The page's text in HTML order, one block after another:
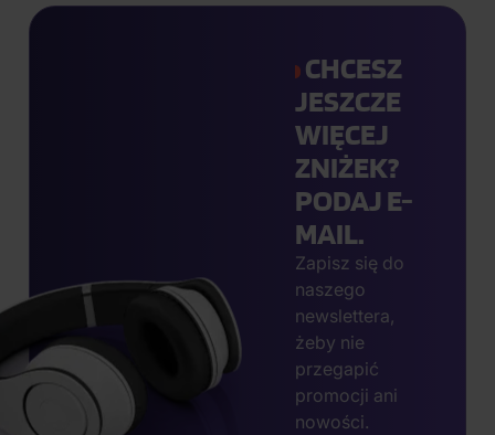
CHCESZ
JESZCZE
WIĘCEJ
ZNIŻEK?
PODAJ E-
MAIL.
Zapisz się do
naszego
newslettera,
żeby nie
przegapić
promocji ani
nowości.